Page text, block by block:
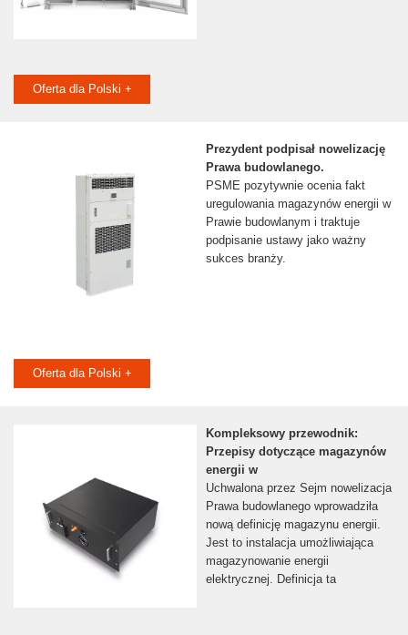
Oferta dla Polski +
Prezydent podpisał nowelizację
Prawa budowlanego.
PSME pozytywnie ocenia fakt
uregulowania magazynów energii w
Prawie budowlanym i traktuje
podpisanie ustawy jako ważny
sukces branży.
Oferta dla Polski +
Kompleksowy przewodnik:
Przepisy dotyczące magazynów
energii w
Uchwalona przez Sejm nowelizacja
Prawa budowlanego wprowadziła
nową definicję magazynu energii.
Jest to instalacja umożliwiająca
magazynowanie energii
elektrycznej. Definicja ta